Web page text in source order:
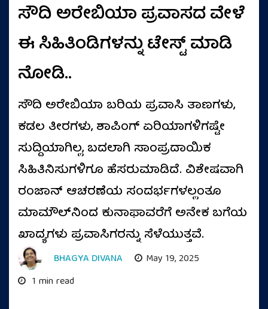
ಸೌದಿ ಅರೇಬಿಯಾ ಪ್ರವಾಸದ ವೇಳೆ
ಈ ಸಿಹಿತಿಂಡಿಗಳನ್ನು ಟೇಸ್ಟ್‌ ಮಾಡಿ
ನೋಡಿ..
ಸೌದಿ ಅರೇಬಿಯಾ ಬರಿಯ ಪ್ರವಾಸಿ ತಾಣಗಳು,
ಕಡಲ ತೀರಗಳು, ಶಾಪಿಂಗ್ ಏರಿಯಾಗಳಿಗಷ್ಟೇ
ಸುದ್ದಿಯಾಗಿಲ್ಲ, ಬದಲಾಗಿ ಸಾಂಪ್ರದಾಯಿಕ
ಸಿಹಿತಿನಿಸುಗಳಿಗೂ ಹೆಸರುಮಾಡಿದೆ. ವಿಶೇಷವಾಗಿ
ರಂಜಾನ್‌ ಆಚರಣೆಯ ಸಂದರ್ಭಗಳಲ್ಲಂತೂ
ಮಾಮೌಲ್‌ನಿಂದ ಕುನಾಫಾವರೆಗೆ ಅನೇಕ ಬಗೆಯ
ಖಾದ್ಯಗಳು ಪ್ರವಾಸಿಗರನ್ನು ಸೆಳೆಯುತ್ತವೆ.
BHAGYA DIVANA
May 19, 2025
1 min read